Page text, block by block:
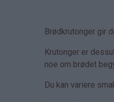
Brødkrutonger gir
Krutonger er
noe om brødet
Du kan variere